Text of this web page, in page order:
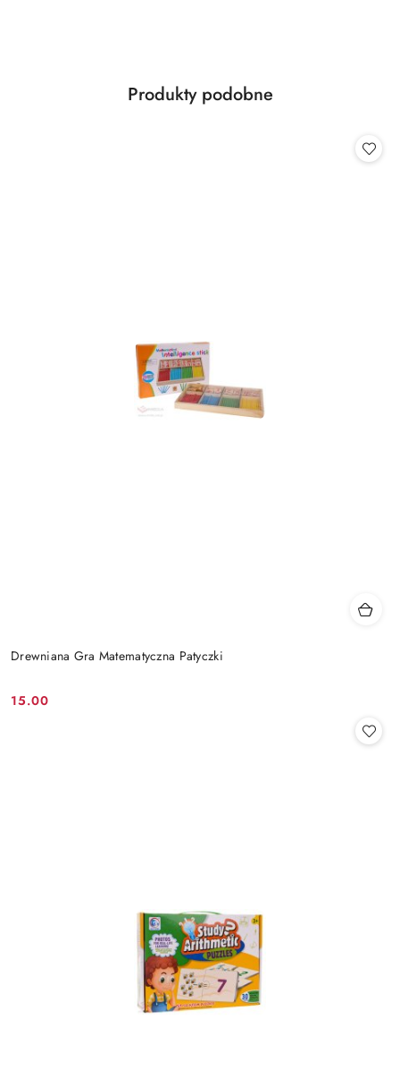
Pomiń karuzelę produktów
Produkty
Produkty podobne
Drewniana Gra Matematyczna Patyczki
Cena:
15.00